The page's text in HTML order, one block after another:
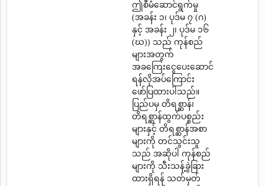
ဤစီမံဆောင်ရွက်မှု
(အခန်း ၁၊ ပုဒ်မ ၇ (ဂ)
နှင့် အခန်း ၂၊ ပုဒ်မ ၁၆
(ဃ)) သည် ကုန်စည်
များအတွက်
အခကြေးငွေပေးဆောင်
ရန်လိုအပ်ကြောင်း
ဖော်ပြထားပါသည်။
ပြည်ပမှ တိရစ္ဆာန်၊
တိရစ္ဆာန်ထွက်ပစ္စည်း
များနှင့် တိရစ္ဆာန်အစာ
များကို တင်သွင်းသူ
သည် အဆိုပါ ကုန်စည်
များကို သီးသန့်ခွဲခြား
ထားရှိရန် သတ်မှတ်